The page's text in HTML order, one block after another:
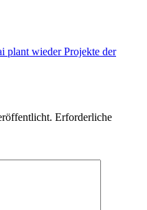
plant wieder Projekte der
Erforderliche